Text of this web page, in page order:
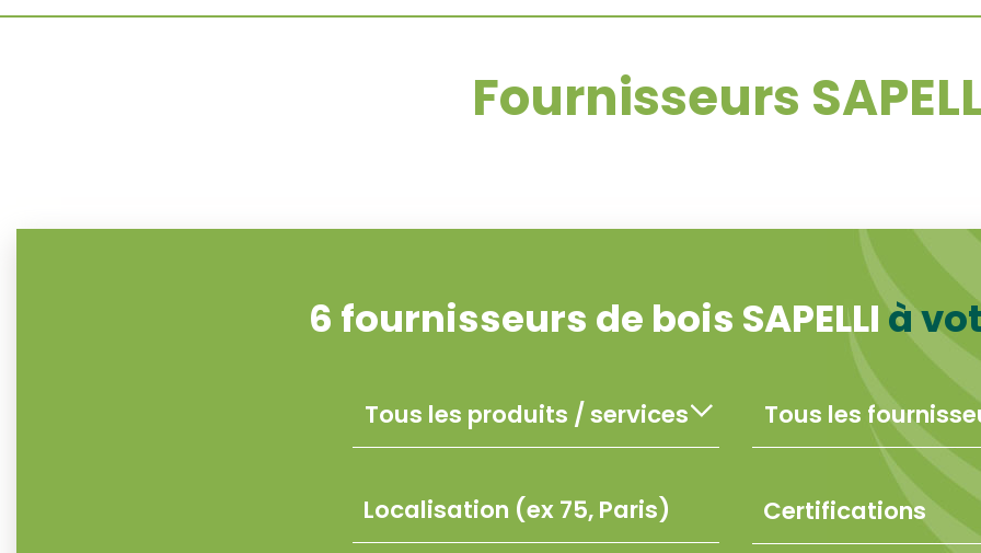
Fournisseurs
6 fournisseurs de bois SAPELLIà
Certifications